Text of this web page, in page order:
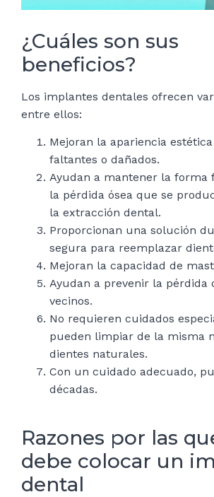
¿Cuáles son sus
beneficios?
Los implantes dentales ofrecen
entre ellos:
Mejoran la apariencia
faltantes o dañados.
Ayudan a mantener la forma
la pérdida ósea que se
la extracción dental.
Proporcionan una solución
segura para reemplazar
Mejoran la capacidad de
Ayudan a prevenir la pérdida
vecinos.
No requieren cuidados
pueden limpiar de la misma
dientes naturales.
Con un cuidado adecuado,
décadas.
Razones por las
debe colocar un
dental